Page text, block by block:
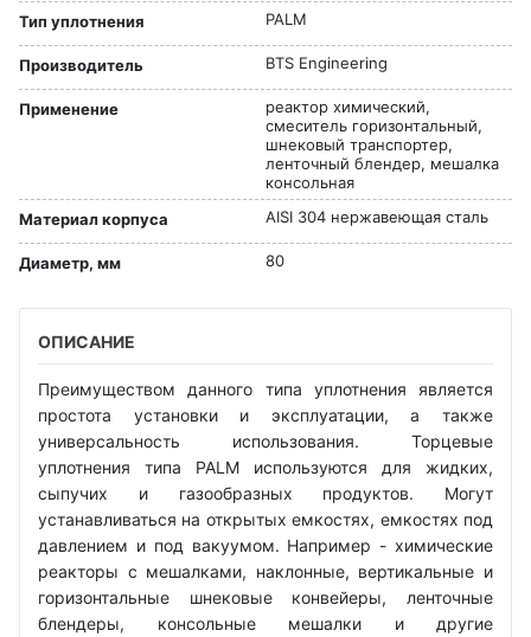
Тип уплотнения PALM
Производитель BTS Engineering
Применение
реактор химический,
смеситель горизонтальный,
шнековый транспортер,
ленточный блендер, мешалка
консольная
Материал корпуса
AISI 304 нержавеющая сталь
Диаметр, мм 80
ОПИСАНИЕ
Преимуществом данного типа уплотнения является
простота установки и эксплуатации, а также
универсальность использования. Торцевые
уплотнения типа PALM используются для жидких,
сыпучих и газообразных продуктов. Могут
устанавливаться на открытых емкостях, емкостях под
давлением и под вакуумом. Например - химические
реакторы с мешалками, наклонные, вертикальные и
горизонтальные шнековые конвейеры, ленточные
блендеры, консольные мешалки и другие